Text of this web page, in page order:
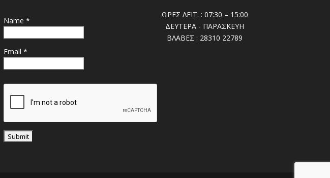
Name *
Email *
ΩΡΕΣ ΛΕΙΤ. : 07:30 – 15:00
ΔΕΥΤΕΡΑ - ΠΑΡΑΣΚΕΥΗ
ΒΛΑΒΕΣ : 28310 22789